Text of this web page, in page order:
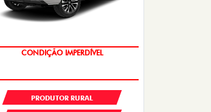
OPORTUNIDADE
PRODUTOR RURAL